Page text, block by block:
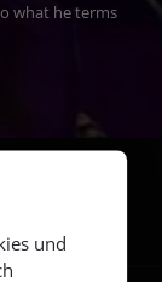
what he terms
und